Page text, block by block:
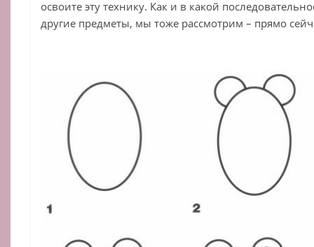
освоите эту технику. Как и в какой
другие предметы, мы тоже рассмотрим – прямо